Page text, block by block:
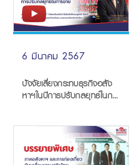
6 มีนาคม 2567
ปัจจัยเสี่ยงกระทบธุรกิจอสัง
หาฯในปีการปรับกลยุทธ์ในการ